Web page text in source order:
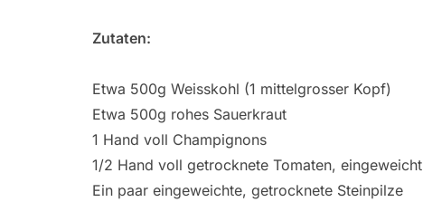
Zutaten:
Etwa 500g Weisskohl (1 mittelgrosser Kopf)
Etwa 500g rohes Sauerkraut
1 Hand voll Champignons
1/2 Hand voll getrocknete Tomaten, eingeweicht
Ein paar eingeweichte, getrocknete Steinpilze